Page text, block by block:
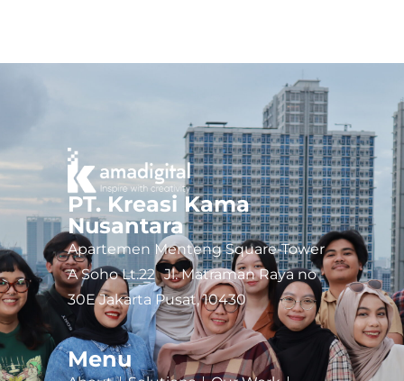
PT. Kreasi Kama
Nusantara
Apartemen Menteng Square-Tower
A Soho Lt.22 Jl. Matraman Raya no
30E Jakarta Pusat, 10430
Menu